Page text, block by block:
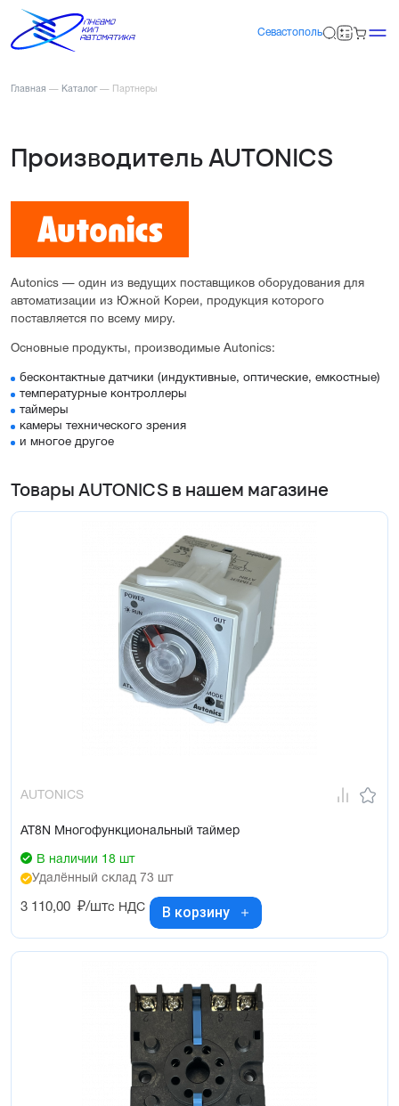
Севастополь
Главная — Каталог — Партнеры
Производитель AUTONICS
Autonics — один из ведущих поставщиков оборудования для
автоматизации из Южной Кореи, продукция которого
поставляется по всему миру.
Основные продукты, производимые Autonics:
бесконтактные датчики (индуктивные, оптические, емкостные)
температурные контроллеры
таймеры
камеры технического зрения
и многое другое
Товары AUTONICS в нашем магазине
AUTONICS
AT8N Многофункциональный таймер
В наличии 18 шт
Удалённый склад 73 шт
3 110,00 ₽/штс НДС В корзину